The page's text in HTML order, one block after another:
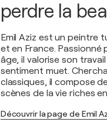
perdre la
Emil Aziz est un peintre
et en France.
âge, il valorise son
sentiment muet.
classiques, il compose
scènes de la vie riches
Découvrir la page de Emil